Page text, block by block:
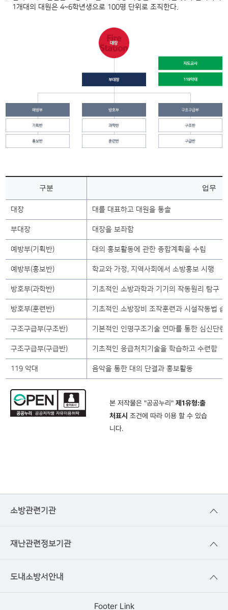
1개대의 대원은 4~6학년생으로 100명 단위로 조직한다.
구분 업무
대장 대를 대표하고 대원을 통솔
부대장 대장을 보좌함
예방부(기획반) 대의 홍보활동에 관한 종합계획을 수립
예방부(홍보반) 학교와 가정, 지역사회에서 소방홍보 시행
방호부(과학반) 기초적인 소방과학과 기기의 작동원리 탐구
방호부(훈련반) 기초적인 소방장비 조작훈련과 시설작동법 습
구조구급부(구조반) 기본적인 인명구조기술 연마를 통한 심신단련
구조구급부(구급반) 기초적인 응급처치기술을 학습하고 수련함
119 악대 음악을 통한 대의 단결과 홍보활동
본 저작물은 "공공누리" 제1유형:출
처표시 조건에 따라 이용 할 수 있습
니다.
소방관련기관
재난관련정보기관
도내소방서안내
Footer Link